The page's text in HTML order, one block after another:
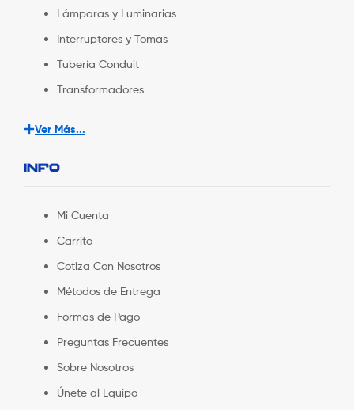
Lámparas y Luminarias
Interruptores y Tomas
Tubería Conduit
Transformadores
Ver Más...
INFO
Mi Cuenta
Carrito
Cotiza Con Nosotros
Métodos de Entrega
Formas de Pago
Preguntas Frecuentes
Sobre Nosotros
Únete al Equipo